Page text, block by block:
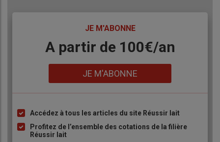
JE M'ABONNE
BodyA partir de 100€/an
JE M'ABONNE
Liste
à
puce
Accédez à tous les articles du site Réussir lait
Profitez de l’ensemble des cotations de la filière
Réussir lait